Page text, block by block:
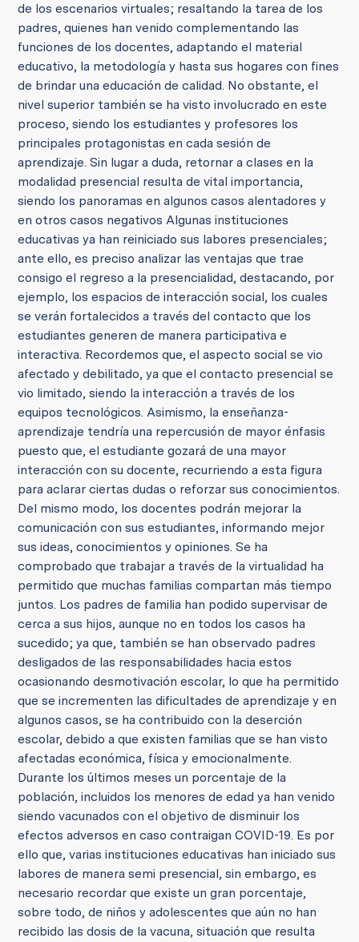
de los escenarios virtuales; resaltando la tarea de los
padres, quienes han venido complementando las
funciones de los docentes, adaptando el material
educativo, la metodología y hasta sus hogares con fines
de brindar una educación de calidad. No obstante, el
nivel superior también se ha visto involucrado en este
proceso, siendo los estudiantes y profesores los
principales protagonistas en cada sesión de
aprendizaje. Sin lugar a duda, retornar a clases en la
modalidad presencial resulta de vital importancia,
siendo los panoramas en algunos casos alentadores y
en otros casos negativos Algunas instituciones
educativas ya han reiniciado sus labores presenciales;
ante ello, es preciso analizar las ventajas que trae
consigo el regreso a la presencialidad, destacando, por
ejemplo, los espacios de interacción social, los cuales
se verán fortalecidos a través del contacto que los
estudiantes generen de manera participativa e
interactiva. Recordemos que, el aspecto social se vio
afectado y debilitado, ya que el contacto presencial se
vio limitado, siendo la interacción a través de los
equipos tecnológicos. Asimismo, la enseñanza-
aprendizaje tendría una repercusión de mayor énfasis
puesto que, el estudiante gozará de una mayor
interacción con su docente, recurriendo a esta figura
para aclarar ciertas dudas o reforzar sus conocimientos.
Del mismo modo, los docentes podrán mejorar la
comunicación con sus estudiantes, informando mejor
sus ideas, conocimientos y opiniones. Se ha
comprobado que trabajar a través de la virtualidad ha
permitido que muchas familias compartan más tiempo
juntos. Los padres de familia han podido supervisar de
cerca a sus hijos, aunque no en todos los casos ha
sucedido; ya que, también se han observado padres
desligados de las responsabilidades hacia estos
ocasionando desmotivación escolar, lo que ha permitido
que se incrementen las dificultades de aprendizaje y en
algunos casos, se ha contribuido con la deserción
escolar, debido a que existen familias que se han visto
afectadas económica, física y emocionalmente.
Durante los últimos meses un porcentaje de la
población, incluidos los menores de edad ya han venido
siendo vacunados con el objetivo de disminuir los
efectos adversos en caso contraigan COVID-19. Es por
ello que, varias instituciones educativas han iniciado sus
labores de manera semi presencial, sin embargo, es
necesario recordar que existe un gran porcentaje,
sobre todo, de niños y adolescentes que aún no han
recibido las dosis de la vacuna, situación que resulta